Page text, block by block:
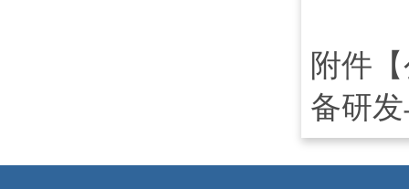
附件【
备研